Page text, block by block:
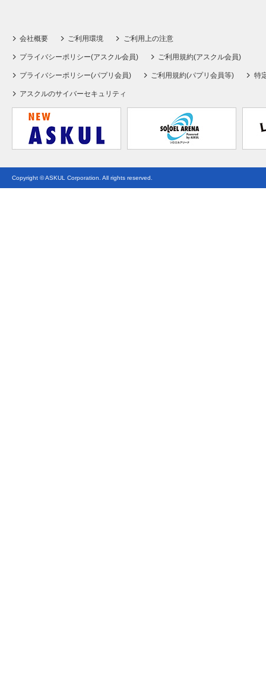
会社概要 ご利用環境 ご利用上の注意
プライバシーポリシー(アスクル会員) ご利用規約(アスクル会員)
プライバシーポリシー(パプリ会員) ご利用規約(パプリ会員等) 特
アスクルのサイバーセキュリティ
Copyright © ASKUL Corporation. All rights reserved.